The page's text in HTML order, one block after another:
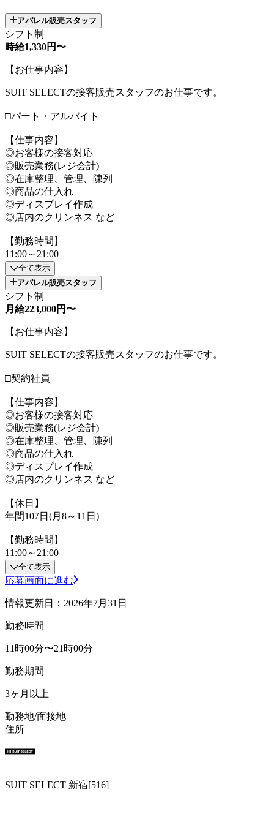
アパレル販売スタッフ
シフト制
時給1,330円〜
【お仕事内容】
SUIT SELECTの接客販売スタッフのお仕事です。
□パート・アルバイト
【仕事内容】
◎お客様の接客対応
◎販売業務(レジ会計)
◎在庫整理、管理、陳列
◎商品の仕入れ
◎ディスプレイ作成
◎店内のクリンネス など
【勤務時間】
11:00～21:00
全て表示
アパレル販売スタッフ
シフト制
月給223,000円〜
【お仕事内容】
SUIT SELECTの接客販売スタッフのお仕事です。
□契約社員
【仕事内容】
◎お客様の接客対応
◎販売業務(レジ会計)
◎在庫整理、管理、陳列
◎商品の仕入れ
◎ディスプレイ作成
◎店内のクリンネス など
【休日】
年間107日(月8～11日)
【勤務時間】
11:00～21:00
全て表示
応募画面に進む
情報更新日：2026年7月31日
勤務時間
11時00分〜21時00分
勤務期間
3ヶ月以上
勤務地/面接地
住所
SUIT SELECT 新宿[516]